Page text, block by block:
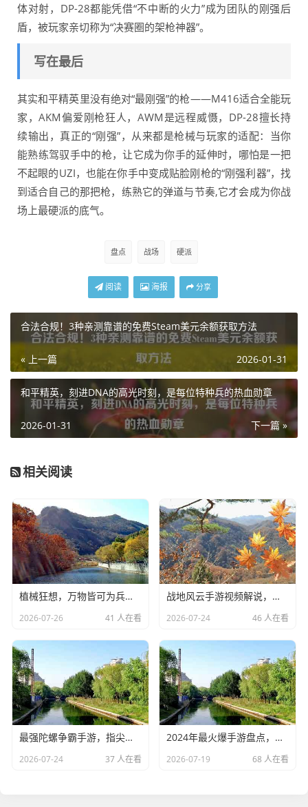
体对射，DP-28都能凭借“不中断的火力”成为团队的刚强后
盾，被玩家亲切称为“决赛圈的架枪神器”。
写在最后
其实和平精英里没有绝对“最刚强”的枪——M416适合全能玩
家，AKM偏爱刚枪狂人，AWM是远程威慑，DP-28擅长持
续输出，真正的“刚强”，从来都是枪械与玩家的适配：当你
能熟练驾驭手中的枪，让它成为你手的延伸时，哪怕是一把
不起眼的UZI，也能在你手中变成贴脸刚枪的“刚强利器”，找
到适合自己的那把枪，练熟它的弹道与节奏,它才会成为你战
场上最硬派的底气。
盘点 战场 硬派
阅读 海报 分享
合法合规！3种亲测靠谱的免费Steam美元余额获取方法
« 上一篇 2026-01-31
和平精英，刻进DNA的高光时刻，是每位特种兵的热血勋章
下一篇 »
2026-01-31
相关阅读
植械狂想，万物皆可为兵——当植物化身战场利器！植械狂想，植物战场，万物为兵
2026-07-26 41 人在看
战地风云手游视频解说，不只是游戏，是战场的沉浸式叙事，战地风云手游，沉浸式战场叙事，不止于游戏
2026-07-24 46 人在看
最强陀螺争霸手游，指尖陀螺战场，谁主沉浮？指尖陀螺争霸，战场谁主沉浮？
2026-07-24 37 人在看
2024年最火爆手游盘点，这几款人气爆棚，你玩过几款？2024最火爆手游盘点，人气爆款，你玩过几款？
2026-07-19 68 人在看